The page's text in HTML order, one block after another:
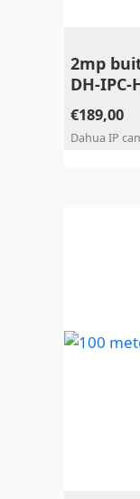
2mp
DH-IPC-
€189,00
Dahua IP